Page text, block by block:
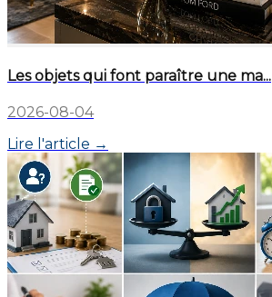
Les objets qui font paraître une ma...
2026-08-04
Lire l'article →